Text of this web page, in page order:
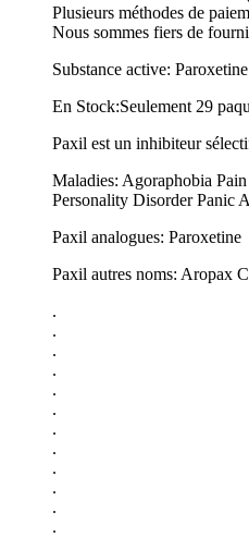
Plusieurs méthodes de
Nous sommes fiers de
Substance active: Paroxetine
En Stock:Seulement 29
Paxil est un inhibiteur
Maladies: Agoraphobia
Personality Disorder Panic
Paxil analogues: Paroxetine
Paxil autres noms: Aropax
.
.
.
.
.
.
.
.
.
.
.
.